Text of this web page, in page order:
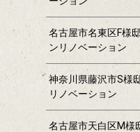
名古屋市名東区F様
ンリノベーション
神奈川県藤沢市S様
リノベーション
名古屋市天白区M様